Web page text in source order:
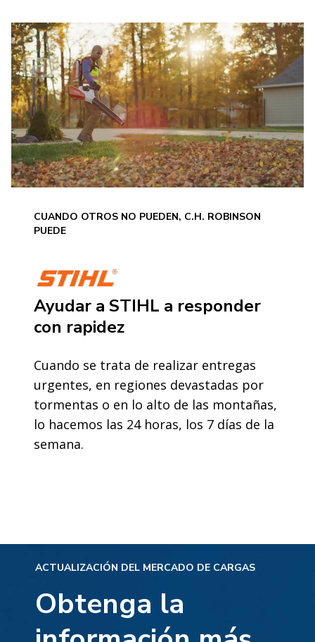
CUANDO OTROS NO PUEDEN, C.H. ROBINSON
PUEDE
Ayudar a STIHL a responder
con rapidez
Cuando se trata de realizar entregas
urgentes, en regiones devastadas por
tormentas o en lo alto de las montañas,
lo hacemos las 24 horas, los 7 días de la
semana.
ACTUALIZACIÓN DEL MERCADO DE CARGAS
Obtenga la